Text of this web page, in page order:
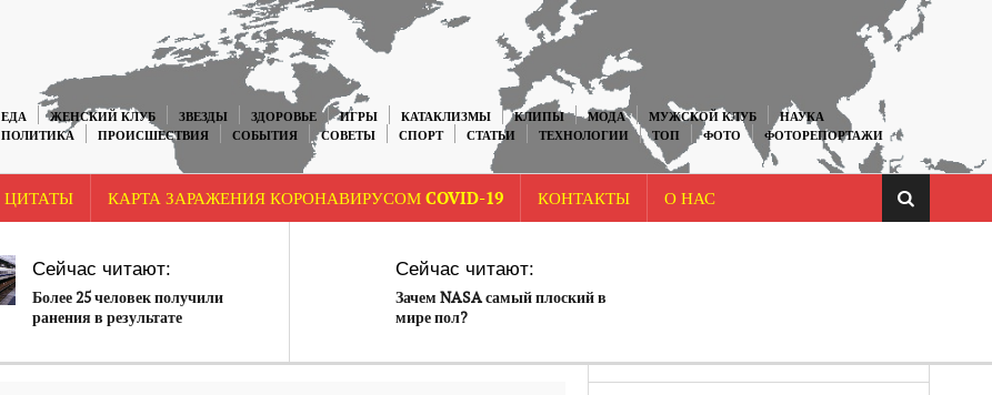
ЕДА ЖЕНСКИЙ КЛУБ ЗВЕЗДЫ ЗДОРОВЬЕ ИГРЫ КАТАКЛИЗМЫ КЛИПЫ МОДА МУЖСКОЙ КЛУБ
НАУКА
ПОЛИТИКА ПРОИСШЕСТВИЯ СОБЫТИЯ СОВЕТЫ СПОРТ СТАТЬИ ТЕХНОЛОГИИ ТОП ФОТО
ФОТОРЕПОРТАЖИ
ЦИТАТЫ КАРТА ЗАРАЖЕНИЯ КОРОНАВИРУСОМ COVID-19 КОНТАКТЫ О НАС
Сейчас читают:
Более 25 человек получили
ранения в результате
юге Франции.
Сейчас читают:
Зачем NASA самый плоский в
мире пол?